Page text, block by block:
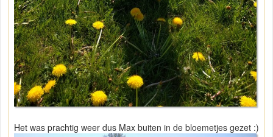
Het was prachtig weer dus Max buiten in de bloemetjes gezet :)